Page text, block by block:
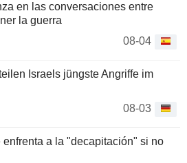
en las conversaciones entre
la guerra
08-04
Israels jüngste Angriffe im
08-03
enfrenta a la "decapitación" si no